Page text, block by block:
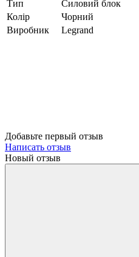
Тип
Силовий блок
Колір
Чорний
Виробник
Legrand
Добавьте первый отзыв
Написать отзыв
Новый отзыв